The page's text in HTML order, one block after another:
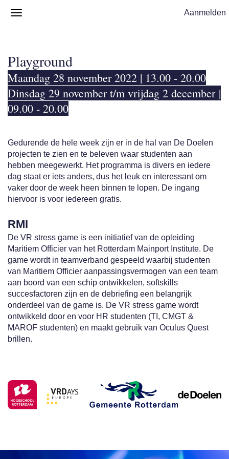
Aanmelden
Playground
Maandag 28 november 2022 | 13.00 - 20.00
Dinsdag 29 november t/m vrijdag 2 december |
09.00 - 20.00
Gedurende de hele week zijn er in de hal van De Doelen
projecten te zien en te beleven waar studenten aan
hebben meegewerkt. Het programma is divers en iedere
dag staat er iets anders, dus het leuk en interessant om
vaker door de week heen binnen te lopen. De ingang
hiervoor is voor iedereen gratis.
RMI
De VR stress game is een initiatief van de opleiding
Maritiem Officier van het Rotterdam Mainport Institute. De
game wordt in teamverband gespeeld waarbij studenten
van Maritiem Officier aanpassingsvermogen van een team
aan boord van een schip ontwikkelen, softskills
succesfactoren zijn en de debriefing een belangrijk
onderdeel van de game is. De VR stress game wordt
ontwikkeld door en voor HR studenten (TI, CMGT &
MAROF studenten) en maakt gebruik van Oculus Quest
brillen.